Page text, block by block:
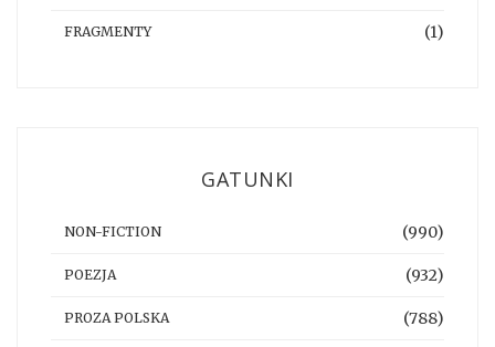
FRAGMENTY (1)
GATUNKI
NON-FICTION (990)
POEZJA (932)
PROZA POLSKA (788)